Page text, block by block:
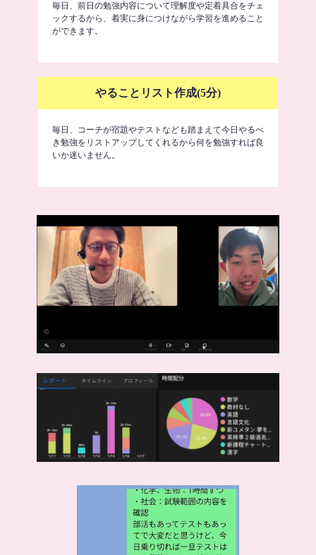
毎日、前日の勉強内容について理解度や定着具合をチェ
ックするから、着実に身につけながら学習を進めること
ができます。
やることリスト作成(5分)
毎日、コーチが宿題やテストなども踏まえて今日やるべ
き勉強をリストアップしてくれるから何を勉強すれば良
いか迷いません。